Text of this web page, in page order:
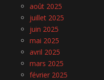
août 2025
juillet 2025
juin 2025
mai 2025
avril 2025
mars 2025
février 2025